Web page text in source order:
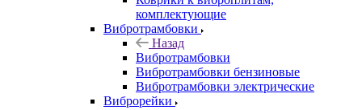
комплектующие
Вибротрамбовки
Назад
Вибротрамбовки
Вибротрамбовки бензиновые
Вибротрамбовки электрические
Виброрейки